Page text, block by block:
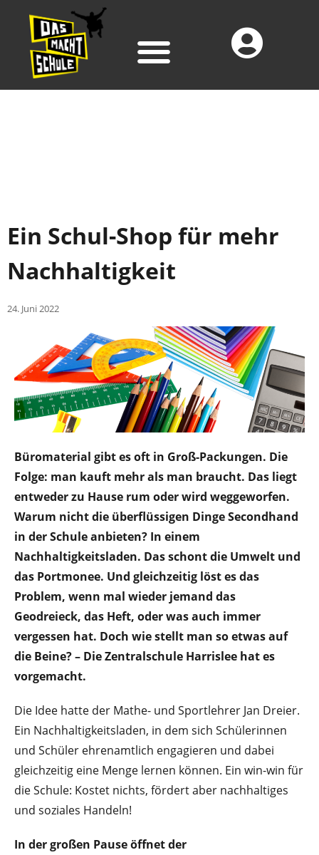
Ein Schul-Shop für mehr
Nachhaltigkeit
24. Juni 2022
Büromaterial gibt es oft in Groß-Packungen. Die
Folge: man kauft mehr als man braucht. Das liegt
entweder zu Hause rum oder wird weggeworfen.
Warum nicht die überflüssigen Dinge Secondhand
in der Schule anbieten? In einem
Nachhaltigkeitsladen. Das schont die Umwelt und
das Portmonee. Und gleichzeitig löst es das
Problem, wenn mal wieder jemand das
Geodreieck, das Heft, oder was auch immer
vergessen hat. Doch wie stellt man so etwas auf
die Beine? – Die Zentralschule Harrislee hat es
vorgemacht.
Die Idee hatte der Mathe- und Sportlehrer Jan Dreier.
Ein Nachhaltigkeitsladen, in dem sich Schülerinnen
und Schüler ehrenamtlich engagieren und dabei
gleichzeitig eine Menge lernen können. Ein win-win für
die Schule: Kostet nichts, fördert aber nachhaltiges
und soziales Handeln!
In der großen Pause öffnet der